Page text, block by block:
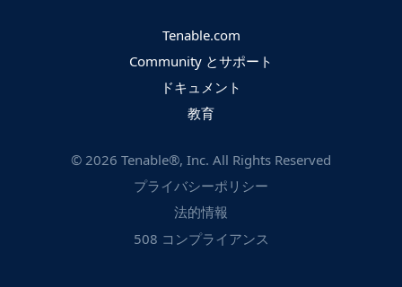
Tenable.com
Community とサポート
ドキュメント
教育
© 2026 Tenable®, Inc. All Rights Reserved
プライバシーポリシー
法的情報
508 コンプライアンス